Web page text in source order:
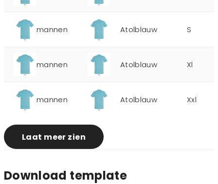
mannen Atolblauw S
mannen Atolblauw Xl
mannen Atolblauw Xxl
Laat meer zien
Download template